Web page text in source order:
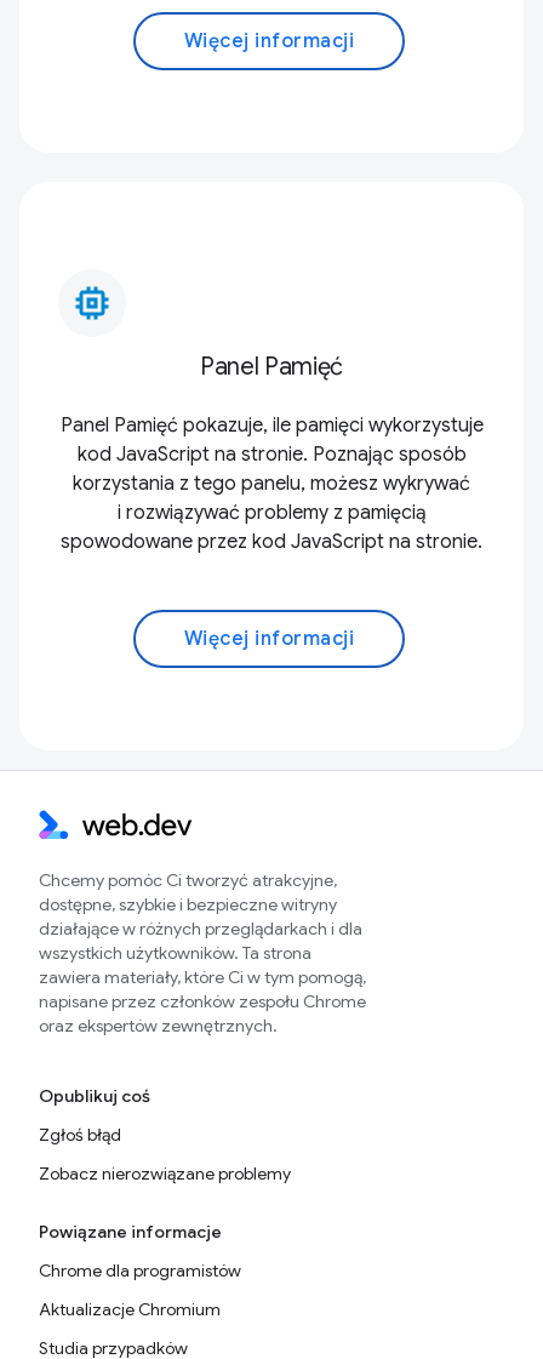
Więcej informacji
memory_alt
Panel Pamięć
Panel Pamięć pokazuje, ile pamięci wykorzystuje
kod JavaScript na stronie. Poznając sposób
korzystania z tego panelu, możesz wykrywać
i rozwiązywać problemy z pamięcią
spowodowane przez kod JavaScript na stronie.
Więcej informacji
Chcemy pomóc Ci tworzyć atrakcyjne,
dostępne, szybkie i bezpieczne witryny
działające w różnych przeglądarkach i dla
wszystkich użytkowników. Ta strona
zawiera materiały, które Ci w tym pomogą,
napisane przez członków zespołu Chrome
oraz ekspertów zewnętrznych.
Opublikuj coś
Zgłoś błąd
Zobacz nierozwiązane problemy
Powiązane informacje
Chrome dla programistów
Aktualizacje Chromium
Studia przypadków